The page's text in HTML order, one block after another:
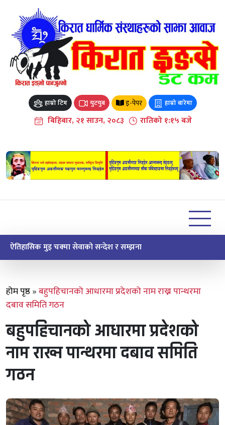
content
हाम्रो टिम युटयुब इ-पेपर हाम्रो बारेमा
बिहिबार, २१ साउन, २०८३ रातिको १:१५ बजे
ऐतिहासिक मुइ चक्मा सेवाको सन्देश र सम्झना
होम पृष्ठ»बहुपहिचानको आधारमा प्रदेशको नाम राख्न पान्थरमा
दबाव समिति गठन
बहुपहिचानको आधारमा प्रदेशको
नाम राख्न पान्थरमा दबाव समिति
गठन